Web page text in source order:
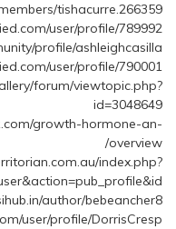
tishacurre.266359/
user/profile/789992
profile/ashleighcasilla/
user/profile/790001
forum/viewtopic.php?
id=3048649
growth-hormone-an-
overview/
index.php?
author/bebeancher8/
user/profile/DorrisCresp